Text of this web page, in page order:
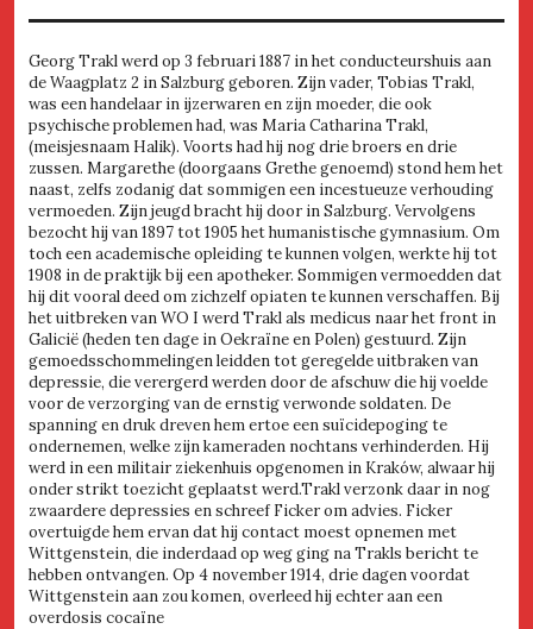
Georg Trakl werd op 3 februari 1887 in het conducteurshuis aan
de Waagplatz 2 in Salzburg geboren. Zijn vader, Tobias Trakl,
was een handelaar in ijzerwaren en zijn moeder, die ook
psychische problemen had, was Maria Catharina Trakl,
(meisjesnaam Halik). Voorts had hij nog drie broers en drie
zussen. Margarethe (doorgaans Grethe genoemd) stond hem het
naast, zelfs zodanig dat sommigen een incestueuze verhouding
vermoeden. Zijn jeugd bracht hij door in Salzburg. Vervolgens
bezocht hij van 1897 tot 1905 het humanistische gymnasium. Om
toch een academische opleiding te kunnen volgen, werkte hij tot
1908 in de praktijk bij een apotheker. Sommigen vermoedden dat
hij dit vooral deed om zichzelf opiaten te kunnen verschaffen. Bij
het uitbreken van WO I werd Trakl als medicus naar het front in
Galicië (heden ten dage in Oekraïne en Polen) gestuurd. Zijn
gemoedsschommelingen leidden tot geregelde uitbraken van
depressie, die verergerd werden door de afschuw die hij voelde
voor de verzorging van de ernstig verwonde soldaten. De
spanning en druk dreven hem ertoe een suïcidepoging te
ondernemen, welke zijn kameraden nochtans verhinderden. Hij
werd in een militair ziekenhuis opgenomen in Kraków, alwaar hij
onder strikt toezicht geplaatst werd.Trakl verzonk daar in nog
zwaardere depressies en schreef Ficker om advies. Ficker
overtuigde hem ervan dat hij contact moest opnemen met
Wittgenstein, die inderdaad op weg ging na Trakls bericht te
hebben ontvangen. Op 4 november 1914, drie dagen voordat
Wittgenstein aan zou komen, overleed hij echter aan een
overdosis cocaïne